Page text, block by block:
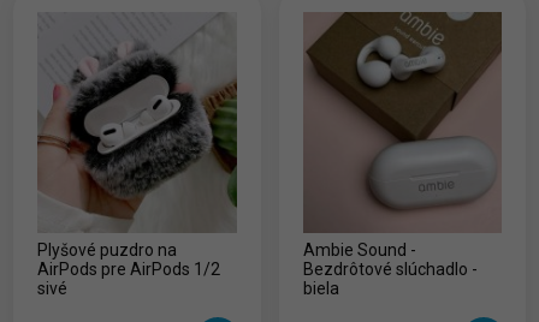
Plyšové puzdro na
AirPods pre AirPods 1/2
sivé
Ambie Sound -
Bezdrôtové slúchadlo -
biela